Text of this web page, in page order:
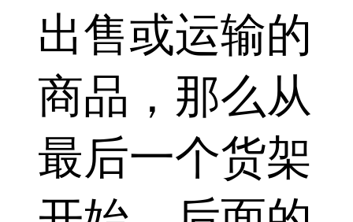
出售或运输的
商品，那么从
最后一个货架